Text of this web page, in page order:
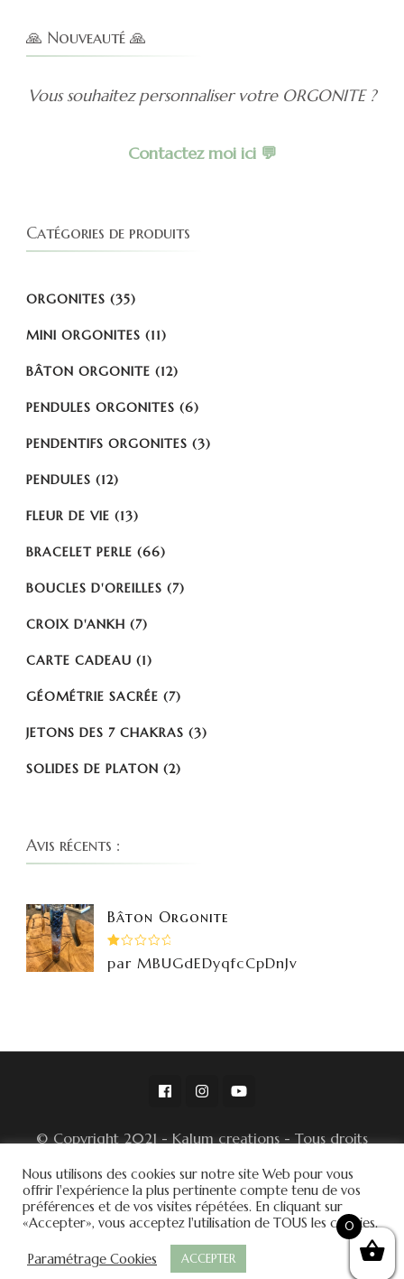
🙏 Nouveauté 🙏
Vous souhaitez personnaliser votre ORGONITE ?
Contactez moi ici 💬
Catégories de produits
ORGONITES (35)
MINI ORGONITES (11)
BÂTON ORGONITE (12)
PENDULES ORGONITES (6)
PENDENTIFS ORGONITES (3)
PENDULES (12)
FLEUR DE VIE (13)
BRACELET PERLE (66)
BOUCLES D'OREILLES (7)
CROIX D'ANKH (7)
CARTE CADEAU (1)
GÉOMÉTRIE SACRÉE (7)
JETONS DES 7 CHAKRAS (3)
SOLIDES DE PLATON (2)
Avis récents :
Bâton Orgonite
1
par MBUGdEDyqfcCpDnJv
© Copyright 2021 - Kalum creations - Tous droits
© Conditions Générales de Ventes
Blossom Spa | Développé parBlossom
Politique de
confidentialité
Nous utilisons des cookies sur notre site Web pour vous
offrir l'expérience la plus pertinente compte tenu de vos
préférences et de vos visites répétées. En cliquant sur
«Accepter», vous acceptez l'utilisation de TOUS les cookies.
Paramétrage Cookies ACCEPTER
0